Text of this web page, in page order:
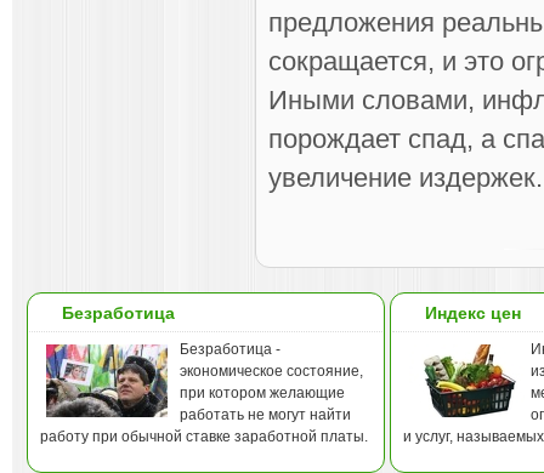
предложения
сокращается, и это
Иными словами,
порождает спад, а
увеличение издержек.
Безработица
Безработица -
экономическое состояние,
при котором желающие
работать не могут найти
работу при обычной ставке заработной платы.
Индекс цен
и услуг,